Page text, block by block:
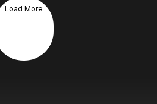
Load More